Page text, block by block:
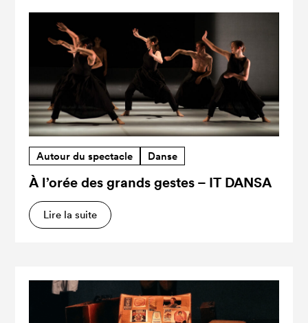
Autour du spectacle Danse
À l’orée des grands gestes – IT DANSA
Lire la suite